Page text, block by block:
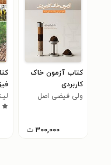
کتاب آزمون خاک
کاربردی
ولی فیضی اصل
۳۰۰,۰۰۰ ت